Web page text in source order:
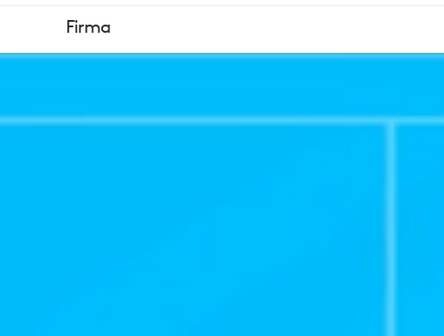
LOGITECH
RIGHTSENSE™
Firma